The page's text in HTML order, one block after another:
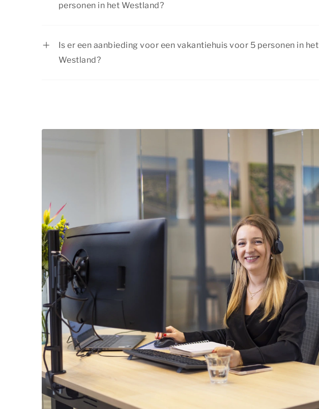
personen in het Westland?
Is er een aanbieding voor een vakantiehuis voor 5 personen in het
Westland?